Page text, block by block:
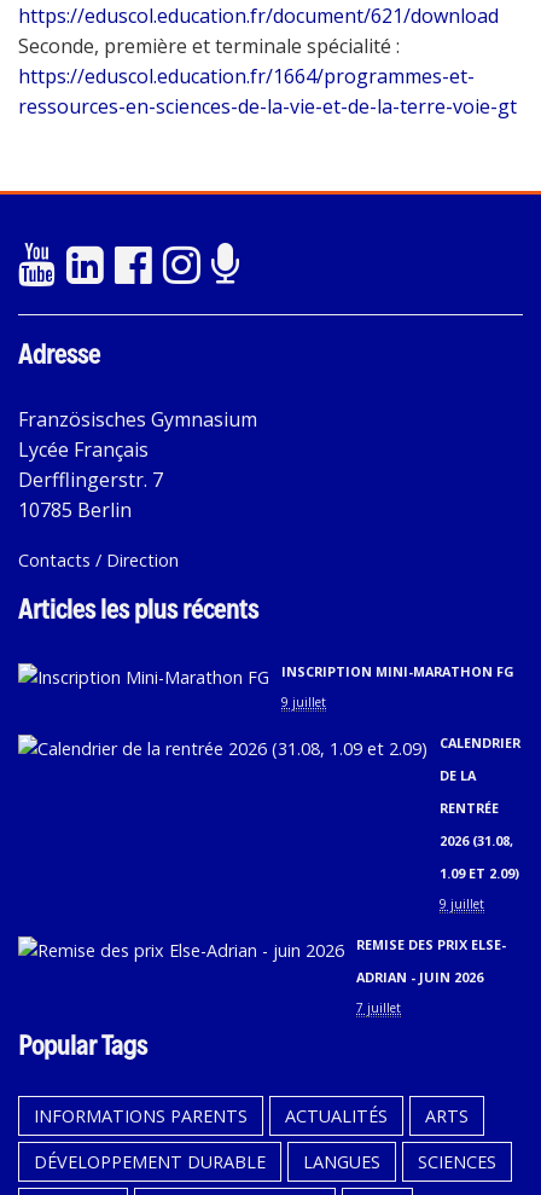
https://eduscol.education.fr/document/621/download
Seconde, première et terminale spécialité :
https://eduscol.education.fr/1664/programmes-et-
ressources-en-sciences-de-la-vie-et-de-la-terre-voie-gt
Adresse
Französisches Gymnasium
Lycée Français
Derfflingerstr. 7
10785 Berlin
Contacts / Direction
Articles les plus récents
INSCRIPTION MINI-MARATHON FG
9 juillet
CALENDRIER
DE LA
RENTRÉE
2026 (31.08,
1.09 ET 2.09)
9 juillet
REMISE DES PRIX ELSE-
ADRIAN - JUIN 2026
7 juillet
Popular Tags
INFORMATIONS PARENTS ACTUALITÉS
ARTS
DÉVELOPPEMENT DURABLE
LANGUES
SCIENCES